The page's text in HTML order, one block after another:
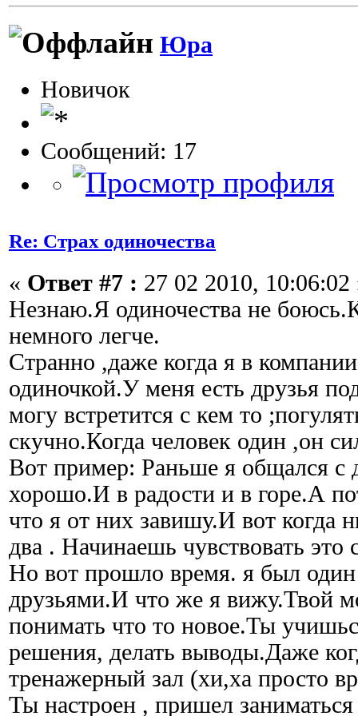
Юра
Новичок
Сообщений: 17
Re: Страх одиночества
« Ответ #7 : 27 02 2010, 10:06:02
Незнаю.Я одиночества не
немного легче.
Странно ,даже когда я в
одиночкой.У меня есть друзья
могу встретится с кем то
скучно.Когда человек один ,он
Вот пример: Раньше я общался с
хорошо.И в радости и в горе.А
что я от них завишу.И вот когда
два . Начинаешь чувствовать
Но вот прошло время. я был
друзьями.И что же я вижу.Твой
понимать что то новое.Ты
решения, делать выводы.Даже
тренажерный зал (хи,ха просто
Ты настроен , пришел